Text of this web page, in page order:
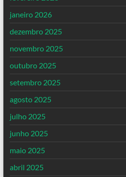
janeiro 2026
dezembro 2025
novembro 2025
outubro 2025
setembro 2025
agosto 2025
julho 2025
junho 2025
maio 2025
abril 2025